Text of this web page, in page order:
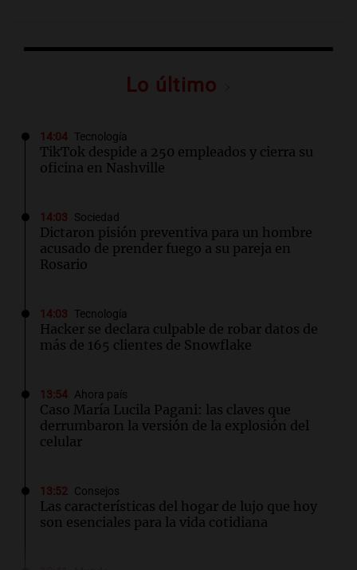
Lo último
14:04 Tecnología
TikTok despide a 250 empleados y cierra su
oficina en Nashville
14:03 Sociedad
Dictaron pisión preventiva para un hombre
acusado de prender fuego a su pareja en
Rosario
14:03 Tecnología
Hacker se declara culpable de robar datos de
más de 165 clientes de Snowflake
13:54 Ahora país
Caso María Lucila Pagani: las claves que
derrumbaron la versión de la explosión del
celular
13:52 Consejos
Las características del hogar de lujo que hoy
son esenciales para la vida cotidiana